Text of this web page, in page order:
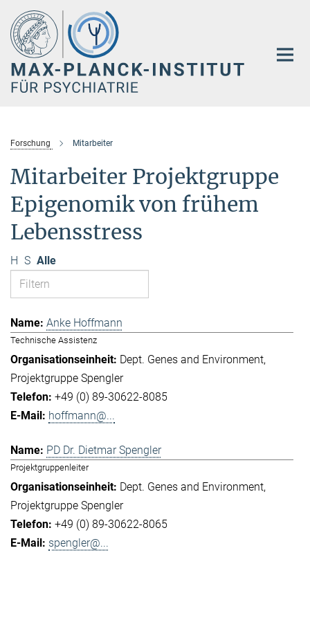
Hauptinhalt
Forschung Mitarbeiter
Mitarbeiter Projektgruppe
Epigenomik von frühem
Lebensstress
H S Alle
Anke Hoffmann
Technische Assistenz
Dept. Genes and Environment
Projektgruppe Spengler
+49 (0) 89-30622-8085
hoffmann@...
PD Dr. Dietmar Spengler
Projektgruppenleiter
Dept. Genes and Environment
Projektgruppe Spengler
+49 (0) 89-30622-8065
spengler@...